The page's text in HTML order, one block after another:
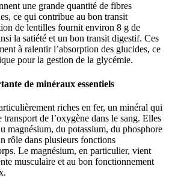
une grande quantité de fibres
ce qui contribue au bon transit
de lentilles fournit environ 8 g de
la satiété et un bon transit digestif. Ces
à ralentir l’absorption des glucides, ce
pour la gestion de la glycémie.
de minéraux essentiels
riches en fer, un minéral qui
transport de l’oxygène dans le sang. Elles
magnésium, du potassium, du phosphore
rôle dans plusieurs fonctions
Le magnésium, en particulier, vient
musculaire et au bon fonctionnement